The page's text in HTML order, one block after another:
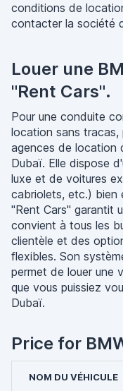
conditions de
contacter la société
Louer une
"Rent Cars".
Pour une conduite
location sans tracas,
agences de location
Dubaï. Elle dispose
luxe et de voitures
cabriolets, etc.) bien
"Rent Cars" garantit
convient à tous les
clientèle et des
flexibles. Son
permet de louer une
que vous puissiez
Dubaï.
Price for